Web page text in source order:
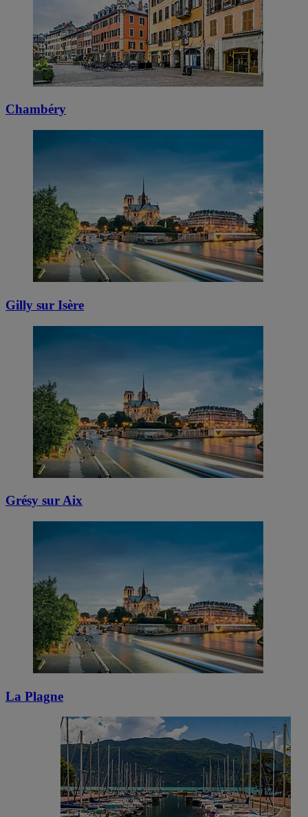
Chambéry
Gilly sur Isère
Grésy sur Aix
La Plagne